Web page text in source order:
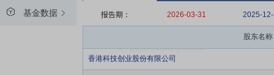
基金数据 报告期： 2026-03-31 2025-
股东名称
香港科技创业股份有限公司